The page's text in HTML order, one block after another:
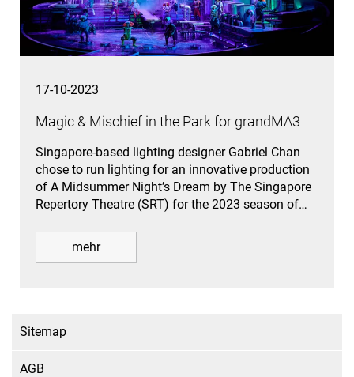
17-10-2023
Magic & Mischief in the Park for grandMA3
Singapore-based lighting designer Gabriel Chan
chose to run lighting for an innovative production
of A Midsummer Night’s Dream by The Singapore
Repertory Theatre (SRT) for the 2023 season of…
mehr
Sitemap
AGB